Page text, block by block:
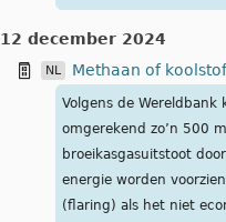
12 december 2024
NL Methaan of
Volgens de
omgerekend zo’n 500
broeikasgasuitstoot
energie worden
(flaring) als het niet